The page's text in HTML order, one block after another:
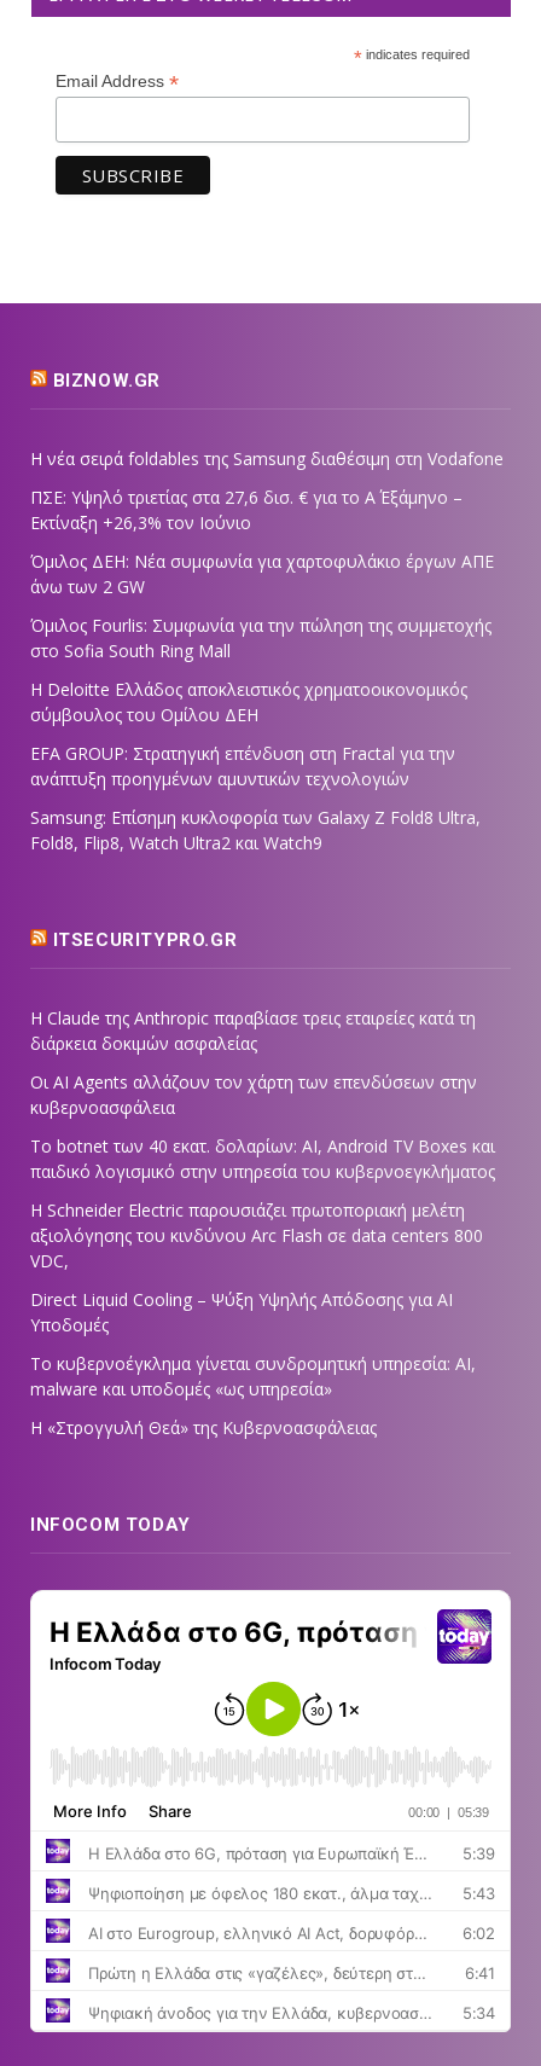
*indicates required
Email Address *
BIZNOW.GR
Η νέα σειρά foldables της Samsung διαθέσιμη στη Vodafone
ΠΣΕ: Υψηλό τριετίας στα 27,6 δισ. € για το Α΄ Εξάμηνο –
Εκτίναξη +26,3% τον Ιούνιο
Όμιλος ΔΕΗ: Νέα συμφωνία για χαρτοφυλάκιο έργων ΑΠΕ
άνω των 2 GW
Όμιλος Fourlis: Συμφωνία για την πώληση της συμμετοχής
στο Sofia South Ring Mall
Η Deloitte Ελλάδος αποκλειστικός χρηματοοικονομικός
σύμβουλος του Ομίλου ΔΕΗ
EFA GROUP: Στρατηγική επένδυση στη Fractal για την
ανάπτυξη προηγμένων αμυντικών τεχνολογιών
Samsung: Επίσημη κυκλοφορία των Galaxy Z Fold8 Ultra,
Fold8, Flip8, Watch Ultra2 και Watch9
ITSECURITYPRO.GR
Η Claude της Anthropic παραβίασε τρεις εταιρείες κατά τη
διάρκεια δοκιμών ασφαλείας
Οι AI Agents αλλάζουν τον χάρτη των επενδύσεων στην
κυβερνοασφάλεια
Το botnet των 40 εκατ. δολαρίων: AI, Android TV Boxes και
παιδικό λογισμικό στην υπηρεσία του κυβερνοεγκλήματος
Η Schneider Electric παρουσιάζει πρωτοποριακή μελέτη
αξιολόγησης του κινδύνου Arc Flash σε data centers 800
VDC,
Direct Liquid Cooling – Ψύξη Υψηλής Απόδοσης για AI
Υποδομές
Το κυβερνοέγκλημα γίνεται συνδρομητική υπηρεσία: AI,
malware και υποδομές «ως υπηρεσία»
Η «Στρογγυλή Θεά» της Κυβερνοασφάλειας
INFOCOM TODAY